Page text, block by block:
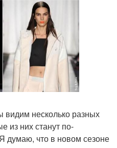
видим несколько разных
из них станут по-
думаю, что в новом сезоне